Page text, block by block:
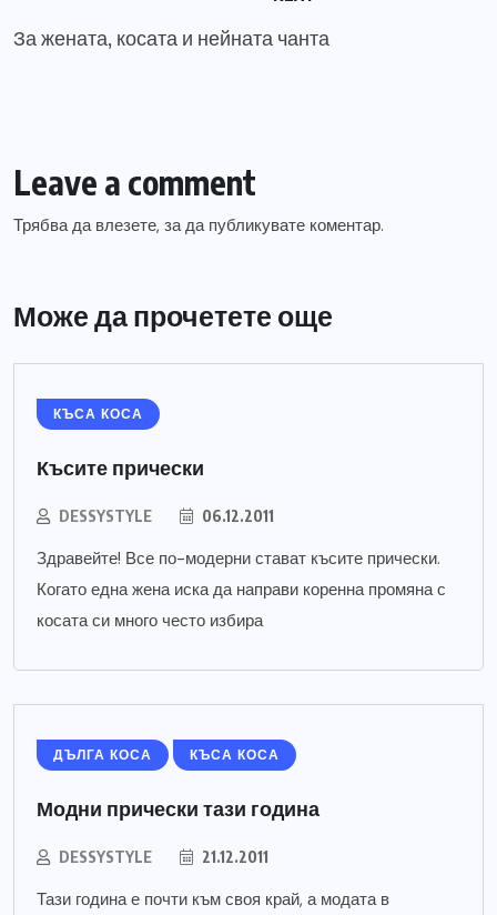
За жената, косата и нейната чанта
Leave a comment
Трябва да влезете, за да публикувате коментар.
Може да прочетете още
КЪСА КОСА
Късите прически
DESSYSTYLE 06.12.2011
Здравейте! Все по-модерни стават късите прически.
Когато една жена иска да направи коренна промяна с
косата си много често избира
ДЪЛГА КОСА КЪСА КОСА
Модни прически тази година
DESSYSTYLE 21.12.2011
Тази година е почти към своя край, а модата в